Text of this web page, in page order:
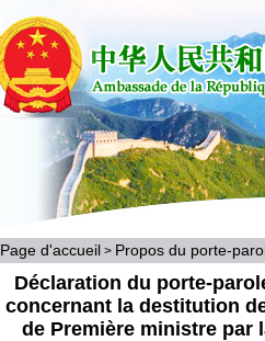
Page d'accueil > Propos du porte-
Déclaration du porte-
concernant la destitution
de Première ministre par